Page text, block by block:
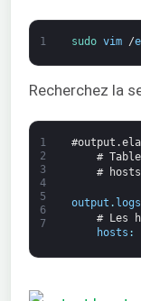
1 sudo vim /
Recherchez la
1
2
3
4
5
6
7
#
#
output .
# Les
hosts :